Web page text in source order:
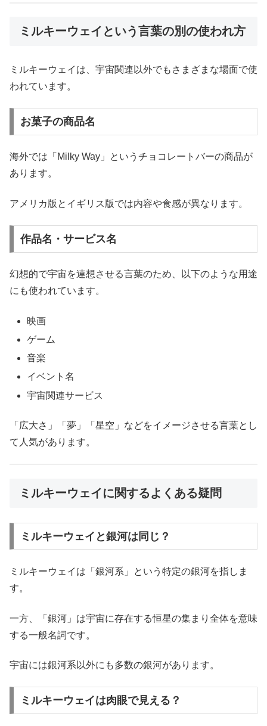
ミルキーウェイという言葉の別の使われ方
ミルキーウェイは、宇宙関連以外でもさまざまな場面で使
われています。
お菓子の商品名
海外では「Milky Way」というチョコレートバーの商品が
あります。
アメリカ版とイギリス版では内容や食感が異なります。
作品名・サービス名
幻想的で宇宙を連想させる言葉のため、以下のような用途
にも使われています。
映画
ゲーム
音楽
イベント名
宇宙関連サービス
「広大さ」「夢」「星空」などをイメージさせる言葉とし
て人気があります。
ミルキーウェイに関するよくある疑問
ミルキーウェイと銀河は同じ？
ミルキーウェイは「銀河系」という特定の銀河を指しま
す。
一方、「銀河」は宇宙に存在する恒星の集まり全体を意味
する一般名詞です。
宇宙には銀河系以外にも多数の銀河があります。
ミルキーウェイは肉眼で見える？